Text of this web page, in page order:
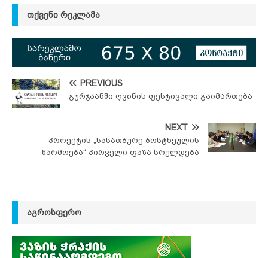
ᲗᲥᲕᲔᲜᲘ ᲠᲔᲙᲚᲐᲛᲐ
PREVIOUS
გურჯაანში ღვინის ფესტივალი გაიმართება
NEXT
პროექტის „სასათბურე ბოსტნეულის
წარმოება“ პირველი ფაზა სრულდება
ᲐᲒᲠᲝᲡᲤᲔᲠᲝ